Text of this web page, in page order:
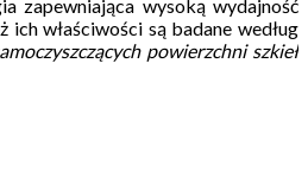
zapewniająca wysoką wydajność
właściwości są badane według
powierzchni szkieł